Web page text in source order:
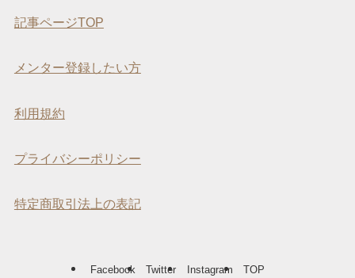
記事ページTOP
メンター登録したい方
利用規約
プライバシーポリシー
特定商取引法上の表記
Facebook Twitter Instagram TOP